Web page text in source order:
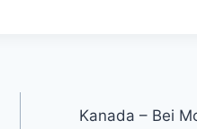
Kanada – Bei